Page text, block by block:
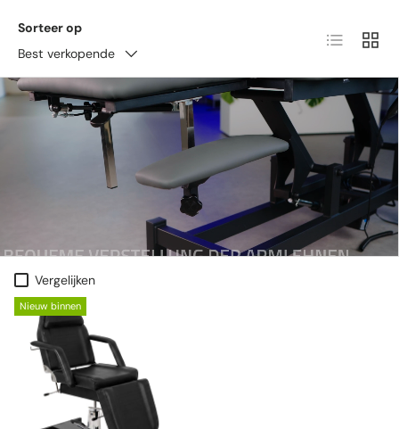
Sorteer op
Best verkopende
Lijst
Vergelijken
Nieuw binnen